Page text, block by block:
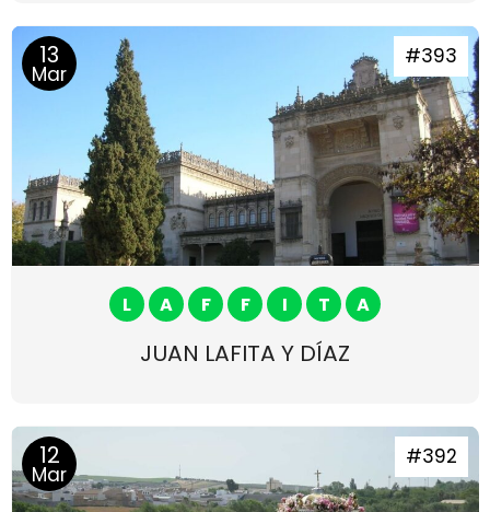
13
Mar
#393
L A F F I T A
JUAN LAFITA Y DÍAZ
12
Mar
#392